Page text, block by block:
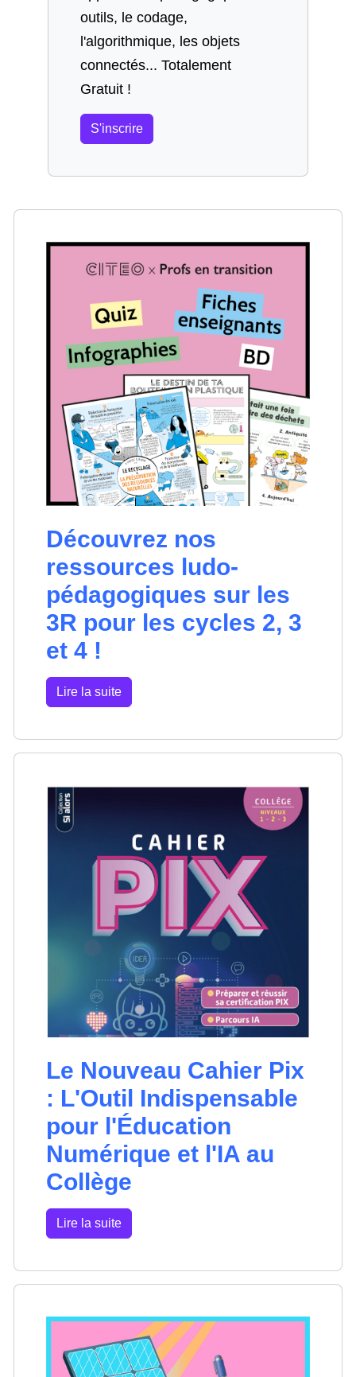
outils, le codage,
l'algorithmique, les objets
connectés... Totalement
Gratuit !
S'inscrire
Découvrez nos
ressources ludo-
pédagogiques sur les
3R pour les cycles 2, 3
et 4 !
Lire la suite
Le Nouveau Cahier Pix
: L'Outil Indispensable
pour l'Éducation
Numérique et l'IA au
Collège
Lire la suite